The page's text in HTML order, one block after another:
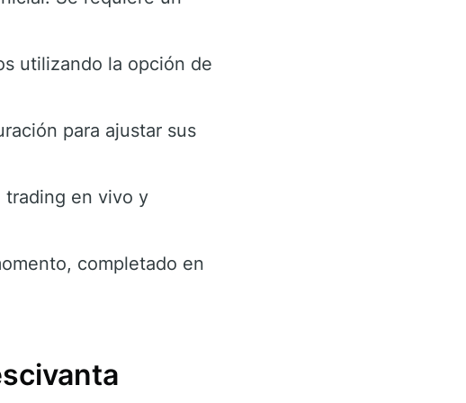
utilizando la opción de
para ajustar sus
trading en vivo y
completado en